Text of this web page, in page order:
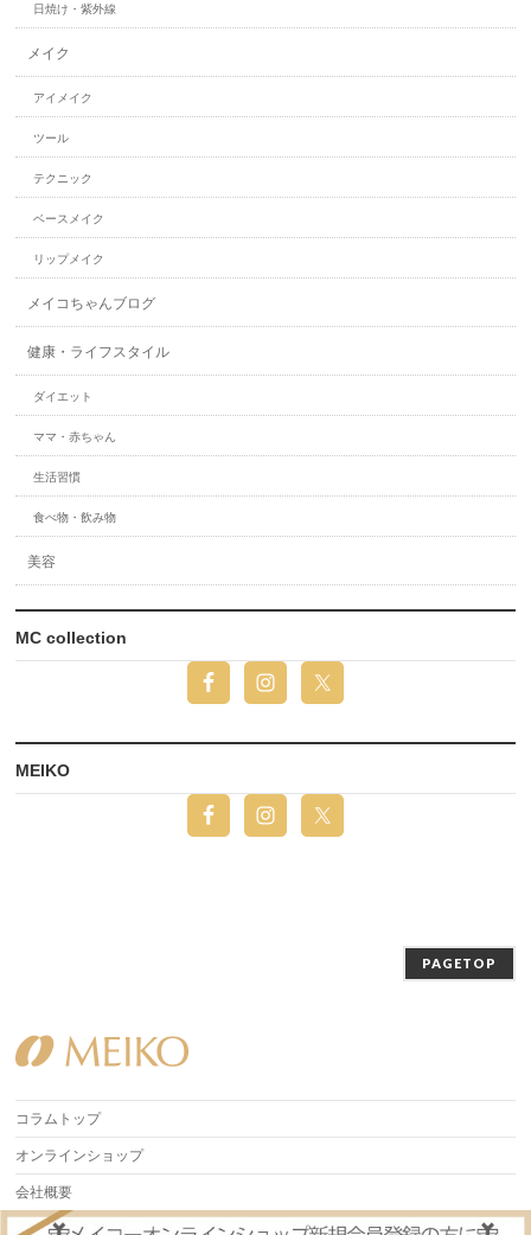
日焼け・紫外線
メイク
アイメイク
ツール
テクニック
ベースメイク
リップメイク
メイコちゃんブログ
健康・ライフスタイル
ダイエット
ママ・赤ちゃん
生活習慣
食べ物・飲み物
美容
MC collection
MEIKO
PAGETOP
コラムトップ
オンラインショップ
会社概要